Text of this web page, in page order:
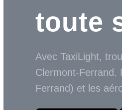
toute
Avec TaxiLight,
Clermont-Ferrand.
Ferrand) et les